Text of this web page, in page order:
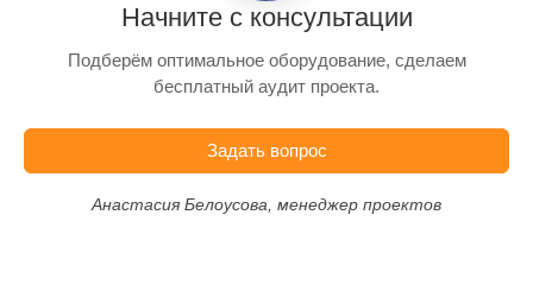
Начните с консультации
Подберём оптимальное оборудование, сделаем
бесплатный аудит проекта.
Задать вопрос
Анастасия Белоусова, менеджер проектов